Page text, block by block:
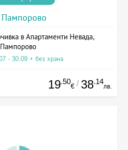
Пампорово
в Апартаменти Невада,
Пампорово
- 30.09 + без храна
19.50
€ / 38.14
лв.